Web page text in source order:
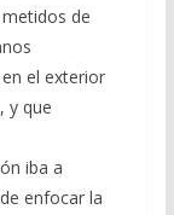
de
el exterior
y que
iba a
enfocar la